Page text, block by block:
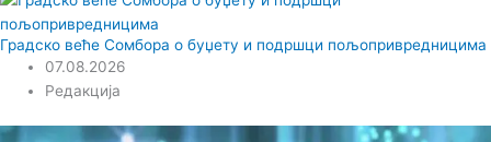
Градско веће Сомбора о буџету и подршци пољопривредницима
07.08.2026
Редакција